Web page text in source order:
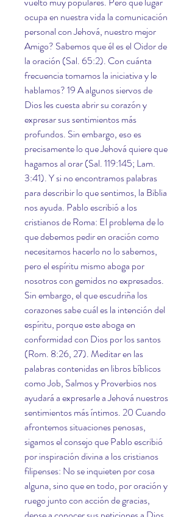
ocupa en nuestra vida la comunicación
personal con Jehová, nuestro mejor
Amigo? Sabemos que él es el Oidor de
la oración (Sal. 65:2). Con cuánta
frecuencia tomamos la iniciativa y le
hablamos? 19 A algunos siervos de
Dios les cuesta abrir su corazón y
expresar sus sentimientos más
profundos. Sin embargo, eso es
precisamente lo que Jehová quiere que
hagamos al orar (Sal. 119:145; Lam.
3:41). Y si no encontramos palabras
para describir lo que sentimos, la Biblia
nos ayuda. Pablo escribió a los
cristianos de Roma: El problema de lo
que debemos pedir en oración como
necesitamos hacerlo no lo sabemos,
pero el espíritu mismo aboga por
nosotros con gemidos no expresados.
Sin embargo, el que escudriña los
corazones sabe cuál es la intención del
espíritu, porque este aboga en
conformidad con Dios por los santos
(Rom. 8:26, 27). Meditar en las
palabras contenidas en libros bíblicos
como Job, Salmos y Proverbios nos
ayudará a expresarle a Jehová nuestros
sentimientos más íntimos. 20 Cuando
afrontemos situaciones penosas,
sigamos el consejo que Pablo escribió
por inspiración divina a los cristianos
filipenses: No se inquieten por cosa
alguna, sino que en todo, por oración y
ruego junto con acción de gracias,